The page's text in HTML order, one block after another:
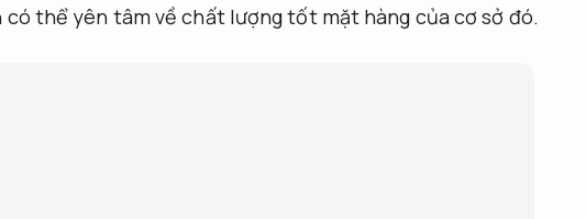
thể yên tâm về chất lượng tốt mặt hàng của cơ sở đó.